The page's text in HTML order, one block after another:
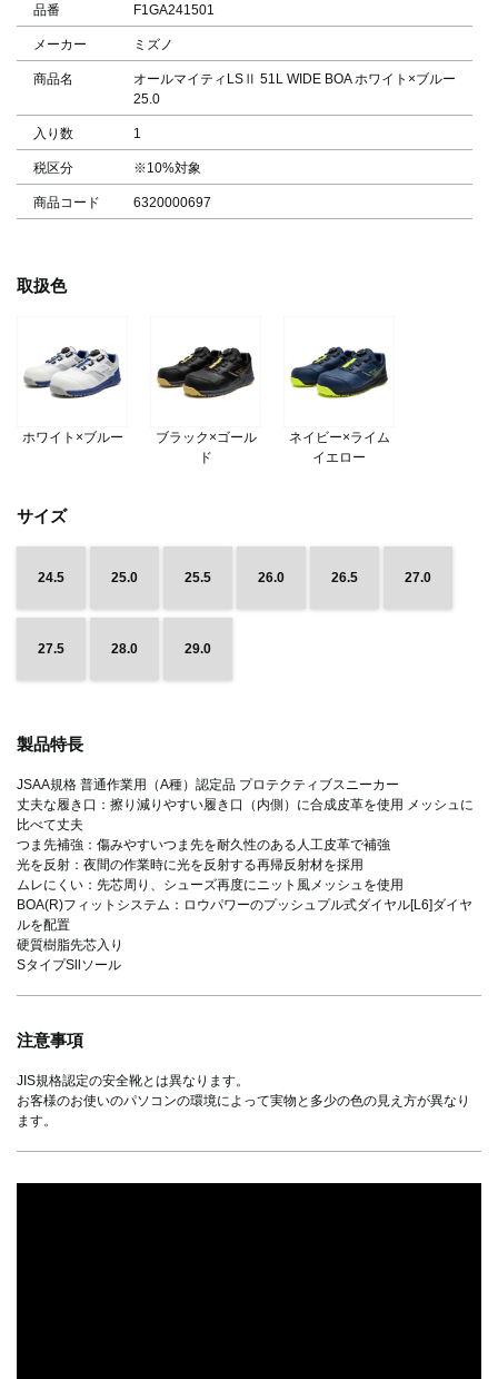
品番 F1GA241501
メーカー ミズノ
商品名
オールマイティLSⅡ 51L WIDE BOA ホワイト×ブルー
25.0
入り数 1
税区分 ※10%対象
商品コード 6320000697
取扱色
ホワイト×ブルー
ブラック×ゴール
ド
ネイビー×ライム
イエロー
サイズ
24.5 25.0 25.5 26.0 26.5 27.0
27.5 28.0 29.0
製品特長
JSAA規格 普通作業用（A種）認定品 プロテクティブスニーカー
丈夫な履き口：擦り減りやすい履き口（内側）に合成皮革を使用 メッシュに
比べて丈夫
つま先補強：傷みやすいつま先を耐久性のある人工皮革で補強
光を反射：夜間の作業時に光を反射する再帰反射材を採用
ムレにくい：先芯周り、シューズ再度にニット風メッシュを使用
BOA(R)フィットシステム：ロウパワーのプッシュプル式ダイヤル[L6]ダイヤ
ルを配置
硬質樹脂先芯入り
SタイプSllソール
注意事項
JIS規格認定の安全靴とは異なります。
お客様のお使いのパソコンの環境によって実物と多少の色の見え方が異なり
ます。